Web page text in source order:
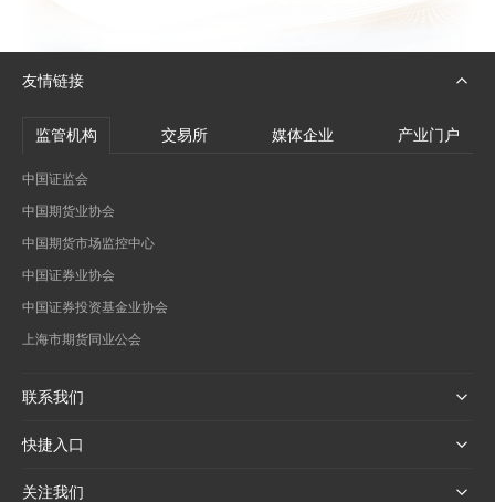
友情链接
监管机构 交易所 媒体企业 产业门户
中国证监会
中国期货业协会
中国期货市场监控中心
中国证券业协会
中国证券投资基金业协会
上海市期货同业公会
联系我们
快捷入口
关注我们